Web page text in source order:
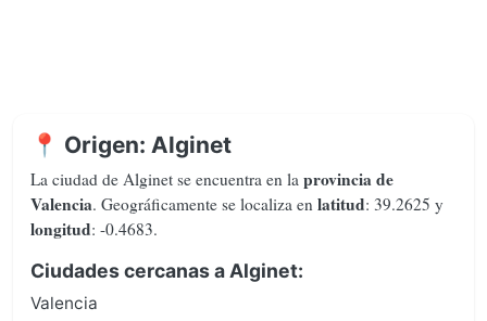
📍 Origen: Alginet
La ciudad de Alginet se encuentra en la provincia de
Valencia. Geográficamente se localiza en latitud: 39.2625 y
longitud: -0.4683.
Ciudades cercanas a Alginet:
Valencia